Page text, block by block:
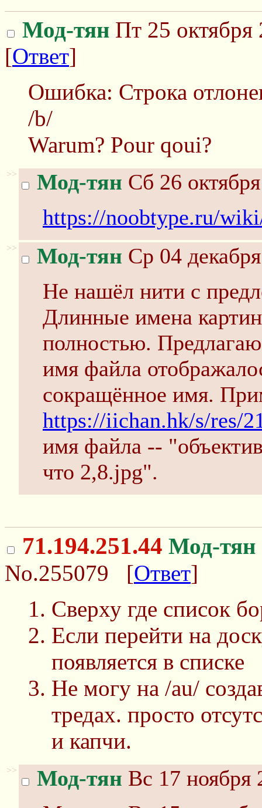
Мод-тян Пт 25
[Ответ]
Ошибка: Строка
/b/
Warum? Pour qoui?
>> Мод-тян Сб 26
https://noobtype.ru/
>> Мод-тян Ср 04
Не нашёл нити с
Длинные имена
полностью.
имя файла
сокращённое имя.
https://iichan.hk/s/res/
имя файла --
что 2,8.jpg".
71.194.251.44 Мод-тян
No.255079 [Ответ]
Сверху где список
Если перейти на
появляется в списке
Не могу на /au/
тредах. просто
и капчи.
>> Мод-тян Вс 17 ноября